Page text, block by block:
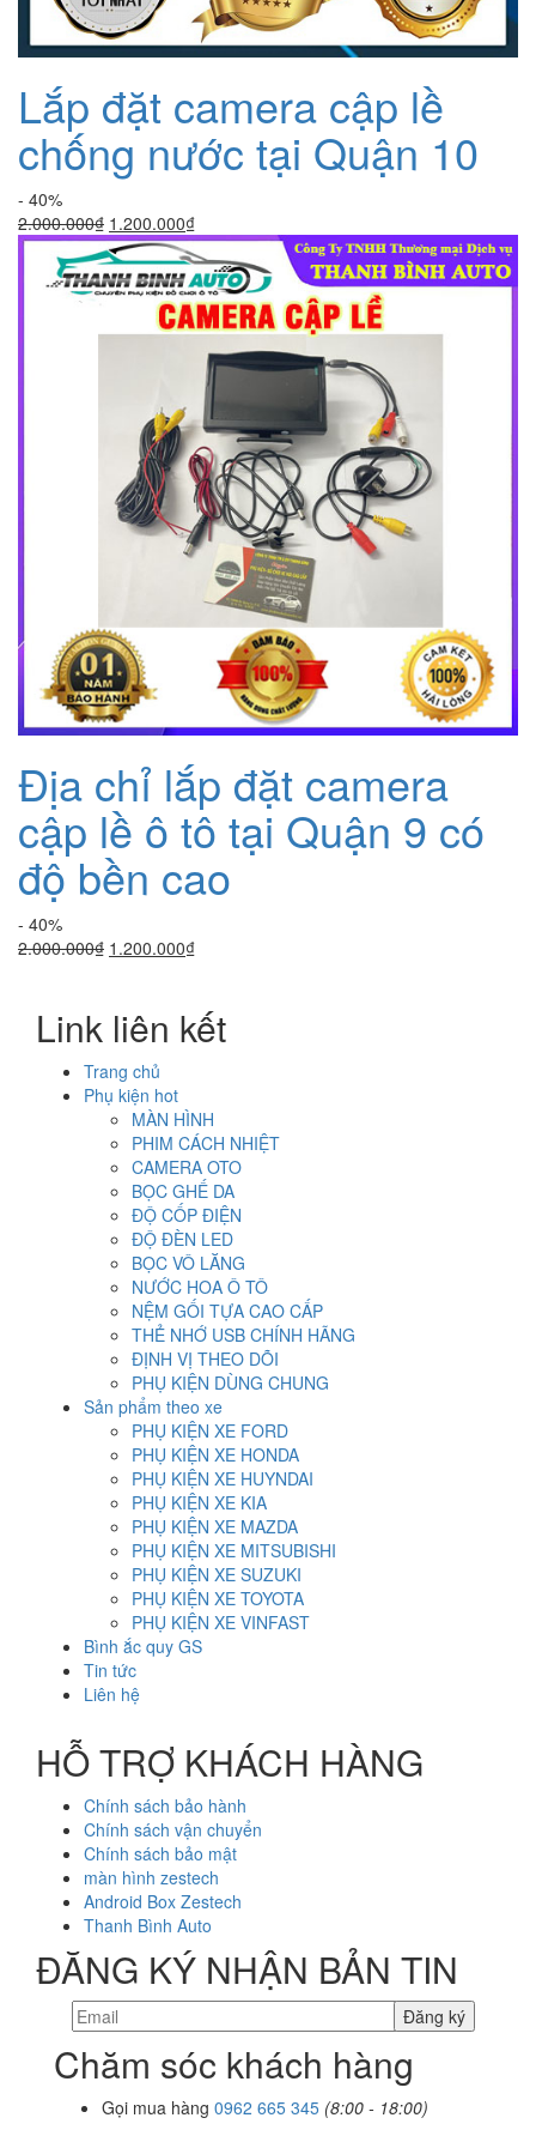
Lắp đặt camera cập lề
chống nước tại Quận 10
- 40%
2.000.000₫ Giá
gốc
là:
2.000.000₫.
1.200.000₫Giá
hiện
tại
là:
1.200.000₫.
Địa chỉ lắp đặt camera
cập lề ô tô tại Quận 9 có
độ bền cao
- 40%
2.000.000₫ Giá
2.000.000₫.
1.200.000₫Giá
là:
1.200.000₫.
Link liên kết
Trang chủ
Phụ kiện hot
MÀN HÌNH
PHIM CÁCH NHIỆT
CAMERA OTO
BỌC GHẾ DA
ĐỘ CỐP ĐIỆN
ĐỘ ĐÈN LED
BỌC VÔ LĂNG
NƯỚC HOA Ô TÔ
NỆM GỐI TỰA CAO CẤP
THẺ NHỚ USB CHÍNH HÃNG
ĐỊNH VỊ THEO DÕI
PHỤ KIỆN DÙNG CHUNG
Sản phẩm theo xe
PHỤ KIỆN XE FORD
PHỤ KIỆN XE HONDA
PHỤ KIỆN XE HUYNDAI
PHỤ KIỆN XE KIA
PHỤ KIỆN XE MAZDA
PHỤ KIỆN XE MITSUBISHI
PHỤ KIỆN XE SUZUKI
PHỤ KIỆN XE TOYOTA
PHỤ KIỆN XE VINFAST
Bình ắc quy GS
Tin tức
Liên hệ
HỖ TRỢ KHÁCH HÀNG
Chính sách bảo hành
Chính sách vận chuyển
Chính sách bảo mật
màn hình zestech
Android Box Zestech
Thanh Bình Auto
ĐĂNG KÝ NHẬN BẢN TIN
Chăm sóc khách hàng
Gọi mua hàng 0962 665 345 (8:00 - 18:00)